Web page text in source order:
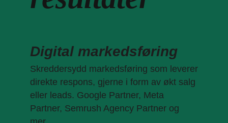
Digital markedsføring
Skreddersydd markedsføring som leverer
direkte respons, gjerne i form av økt salg
eller leads. Google Partner, Meta
Partner, Semrush Agency Partner og